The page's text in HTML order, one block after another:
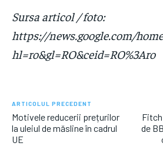
Sursa articol / foto:
https://news.google.com/
hl=ro&gl=RO&ceid=RO%3Aro
ARTICOLUL PRECEDENT
Motivele reducerii prețurilor
la uleiul de măsline în cadrul
UE
de